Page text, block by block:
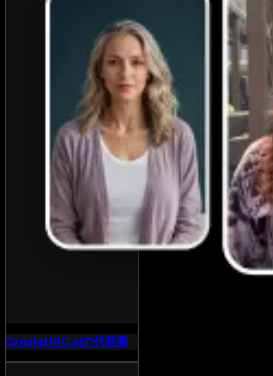
CreateUGC.aiの代替案